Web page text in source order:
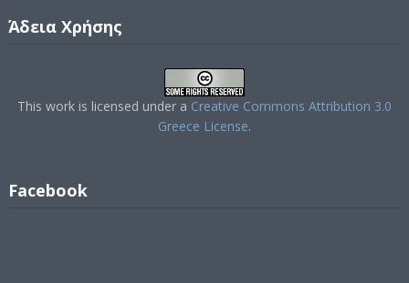
Άδεια Χρήσης
This work is licensed under a Creative Commons Attribution 3.0
Greece License.
Facebook